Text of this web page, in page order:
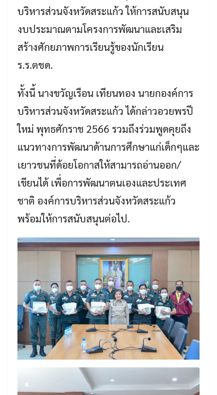
Search
Search
บริหารส่วนจังหวัดสระแก้ว ให้การสนับสนุน
งบประมาณตามโครงการพัฒนาและเสริม
สร้างศักยภาพการเรียนรู้ของนักเรียน
ร.ร.ตชด.
ทั้งนี้ นางขวัญเรือน เทียนทอง นายกองค์การ
บริหารส่วนจังหวัดสระแก้ว ได้กล่าวอวยพรปี
ใหม่ พุทธศักราช 2566 รวมถึงร่วมพูดคุยถึง
แนวทางการพัฒนาด้านการศึกษาแก่เด็กๆและ
เยาวชนที่ด้อยโอกาสให้สามารถอ่านออก/
เขียนได้ เพื่อการพัฒนาตนเองและประเทศ
ชาติ องค์การบริหารส่วนจังหวัดสระแก้ว
พร้อมให้การสนับสนุนต่อไป.